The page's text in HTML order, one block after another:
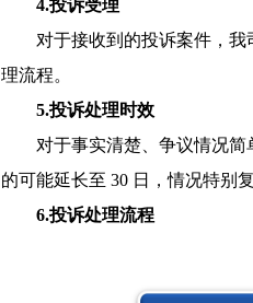
4.投诉受理
对于接收到的投诉案件，
理流程。
5.投诉处理时效
对于事实清楚、争议情况
的可能延长至 30 日，情况特别
6.投诉处理流程